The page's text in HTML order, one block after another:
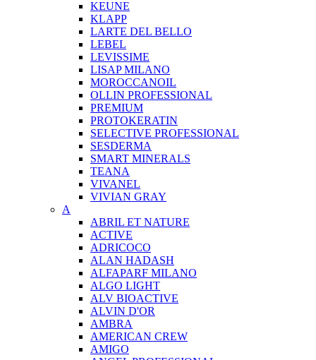
KEUNE
KLAPP
LARTE DEL BELLO
LEBEL
LEVISSIME
LISAP MILANO
MOROCCANOIL
OLLIN PROFESSIONAL
PREMIUM
PROTOKERATIN
SELECTIVE PROFESSIONAL
SESDERMA
SMART MINERALS
TEANA
VIVANEL
VIVIAN GRAY
A
ABRIL ET NATURE
ACTIVE
ADRICOCO
ALAN HADASH
ALFAPARF MILANO
ALGO LIGHT
ALV BIOACTIVE
ALVIN D'OR
AMBRA
AMERICAN CREW
AMIGO